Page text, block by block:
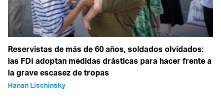
Reservistas de más de 60 años, soldados olvidados:
las FDI adoptan medidas drásticas para hacer frente a
la grave escasez de tropas
Hanan Lischinsky